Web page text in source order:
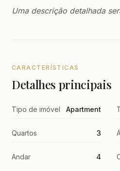
Uma descrição detalhada
CARACTERÍSTICAS
Detalhes principais
Tipo de imóvel Apartment
Quartos 3
Andar 4